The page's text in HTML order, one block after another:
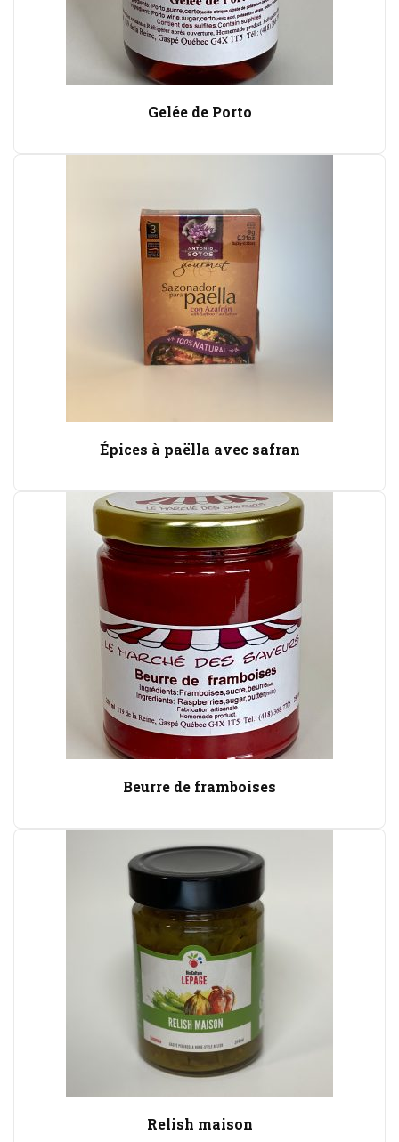
Gelée de Porto
Épices à paëlla avec safran
Beurre de framboises
Relish maison